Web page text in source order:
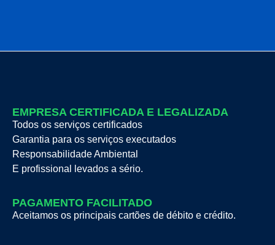
EMPRESA CERTIFICADA E LEGALIZADA
Todos os serviços certificados
Garantia para os serviços executados
Responsabilidade Ambiental
E profissional levados a sério.
PAGAMENTO FACILITADO
Aceitamos os principais cartões de débito e crédito.